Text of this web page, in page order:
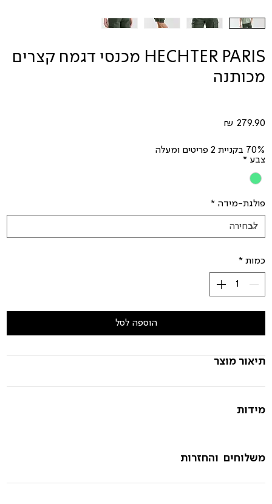
HECHTER PARIS מכנסי דגמח קצרים
מכותנה
70% בקניית 2 פריטים ומעלה
צבע *
פולגת-מידה *
כמות *
הוספה לסל
תיאור מוצר
מידות
משלוחים והחזרות